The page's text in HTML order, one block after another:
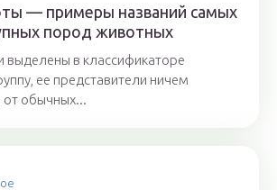
— примеры названий самых
пород животных
выделены в классификаторе
ее представители ничем
от обычных...